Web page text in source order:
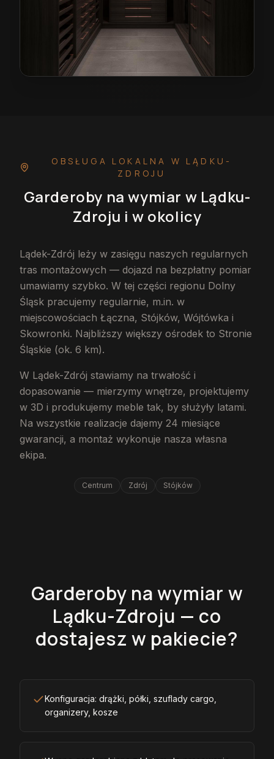
OBSŁUGA LOKALNA W LĄDKU-
ZDROJU
Garderoby na wymiar w Lądku-
Zdroju i w okolicy
Lądek-Zdrój leży w zasięgu naszych regularnych
tras montażowych — dojazd na bezpłatny pomiar
umawiamy szybko. W tej części regionu Dolny
Śląsk pracujemy regularnie, m.in. w
miejscowościach Łączna, Stójków, Wójtówka i
Skowronki. Najbliższy większy ośrodek to Stronie
Śląskie (ok. 6 km).
W Lądek-Zdrój stawiamy na trwałość i
dopasowanie — mierzymy wnętrze, projektujemy
w 3D i produkujemy meble tak, by służyły latami.
Na wszystkie realizacje dajemy 24 miesiące
gwarancji, a montaż wykonuje nasza własna
ekipa.
Centrum Zdrój Stójków
Garderoby na wymiar w
Lądku-Zdroju — co
dostajesz w pakiecie?
Konfiguracja: drążki, półki, szuflady cargo,
organizery, kosze